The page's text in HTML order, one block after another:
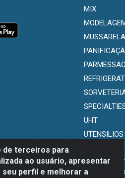
de terceiros para
ao usuário, apresentar
perfil e melhorar a
MIX
MUSSARELA
PARMESSAO
UHT
UTENSILIOS
LTDA - Avenida Marechal